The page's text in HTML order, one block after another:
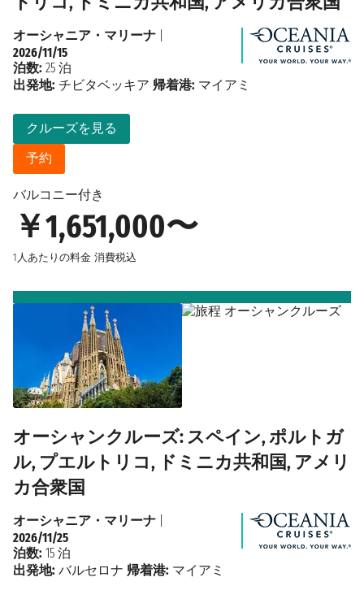
バルコニー付き
￥1,651,000〜
1人あたりの料金 消費税込
クルーズを見る
予約
オーシャニア・マリーナ
2026/11/15
泊数: 25 泊
出発地: チビタベッキア 帰着港: マイアミ
オーシャンクルーズ: スペイン, ポルトガ
ル, プエルトリコ, ドミニカ共和国, アメリ
カ合衆国
オーシャニア・マリーナ
2026/11/25
泊数: 15 泊
出発地: バルセロナ 帰着港: マイアミ